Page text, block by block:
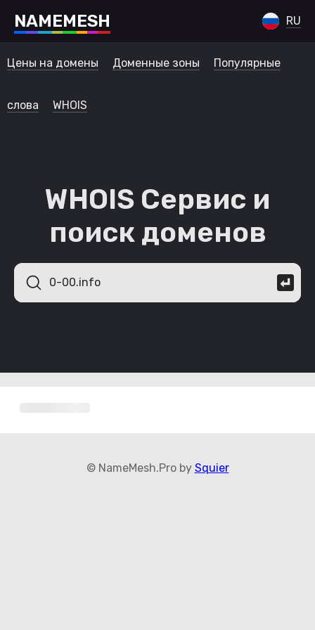
NAMEMESH RU
Цены на домены Доменные зоны Популярные
слова WHOIS
WHOIS Сервис и
поиск доменов
© NameMesh.Pro by Squier